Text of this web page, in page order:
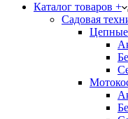
Каталог товаров +
Садовая